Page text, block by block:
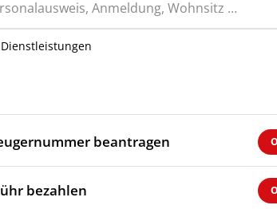
beantragen
bezahlen